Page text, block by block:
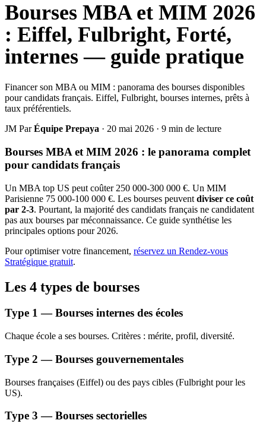
Bourses MBA et MIM 2026
: Eiffel, Fulbright, Forté,
internes — guide pratique
Financer son MBA ou MIM : panorama des bourses disponibles
pour candidats français. Eiffel, Fulbright, bourses internes, prêts à
taux préférentiels.
JM ParÉquipe Prepaya · 20 mai 2026 · 9 min de lecture
Bourses MBA et MIM 2026 : le panorama complet
pour candidats français
Un MBA top US peut coûter 250 000-300 000 €. Un MIM
Parisienne 75 000-100 000 €. Les bourses peuvent diviser ce coût
par 2-3. Pourtant, la majorité des candidats français ne candidatent
pas aux bourses par méconnaissance. Ce guide synthétise les
principales options pour 2026.
Pour optimiser votre financement, réservez un Rendez-vous
Stratégique gratuit.
Les 4 types de bourses
Type 1 — Bourses internes des écoles
Chaque école a ses bourses. Critères : mérite, profil, diversité.
Type 2 — Bourses gouvernementales
Bourses françaises (Eiffel) ou des pays cibles (Fulbright pour les
US).
Type 3 — Bourses sectorielles